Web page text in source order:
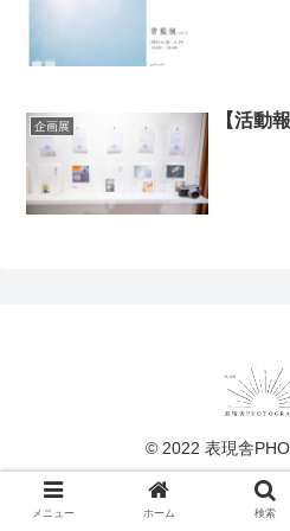
企画展 【活動
© 2022 表現舎
メニュー ホーム 検索